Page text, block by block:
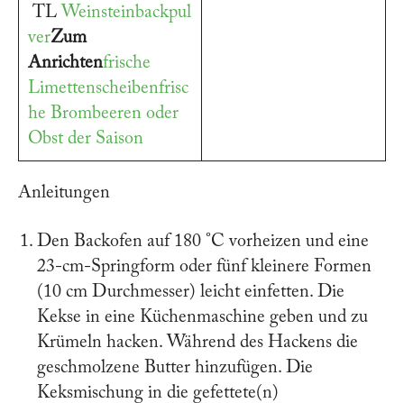
TL Weinsteinbackpul
verZum
Anrichtenfrische
Limettenscheibenfrisc
he Brombeeren oder
Obst der Saison
Anleitungen
Den Backofen auf 180 °C vorheizen und eine
23-cm-Springform oder fünf kleinere Formen
(10 cm Durchmesser) leicht einfetten. Die
Kekse in eine Küchenmaschine geben und zu
Krümeln hacken. Während des Hackens die
geschmolzene Butter hinzufügen. Die
Keksmischung in die gefettete(n)